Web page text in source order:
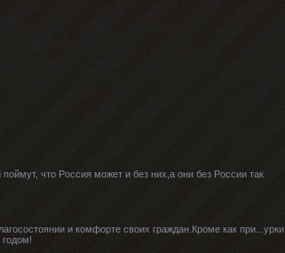
что Россия может и без них,а они без России так
и комфорте своих граждан.Кроме как при...урки